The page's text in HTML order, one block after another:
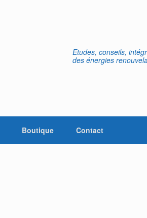
Etudes, conseils,
des énergies
Boutique Contact